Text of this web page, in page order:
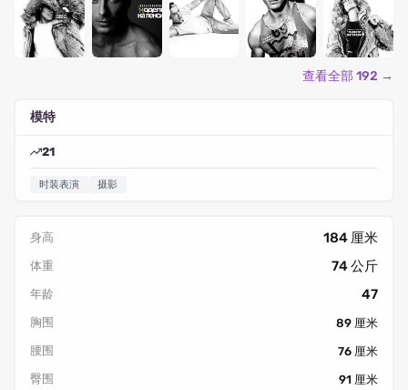
查看全部 192 →
模特
21
时装表演 摄影
身高 184 厘米
体重 74 公斤
年龄 47
胸围
89 厘米
腰围
76 厘米
臀围
91 厘米